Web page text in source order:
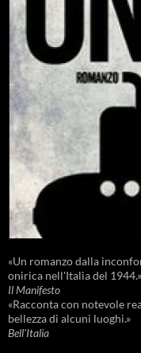
«Un romanzo dalla
onirica nell'Italia del 1944.»
Il Manifesto
«Racconta con notevole
bellezza di alcuni luoghi.»
Bell'Italia